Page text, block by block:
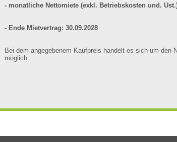
- monatliche Nettomiete (exkl. Betriebskosten und.
- Ende Mietvertrag: 30.09.2028
Bei dem angegebenem Kaufpreis handelt es sich um den
möglich.